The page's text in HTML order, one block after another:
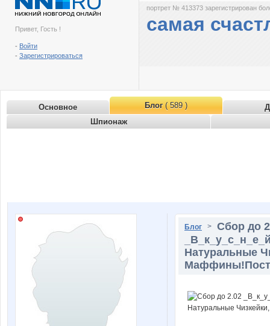
Привет, Гость !
- Войти
- Зарегистрироваться
портрет № 413373 зарегистрирован
самая
Основное Блог( 589 )
Шпионаж
Блог > Сбор до
Натуральные
Маффины!Пост